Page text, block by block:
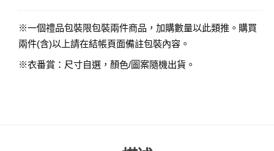
※一個禮品包裝限包裝兩件商品，加購數量以此類推。購買
兩件(含)以上請在結帳頁面備註包裝內容。
※衣番賞：尺寸自選，顏色/圖案隨機出貨。